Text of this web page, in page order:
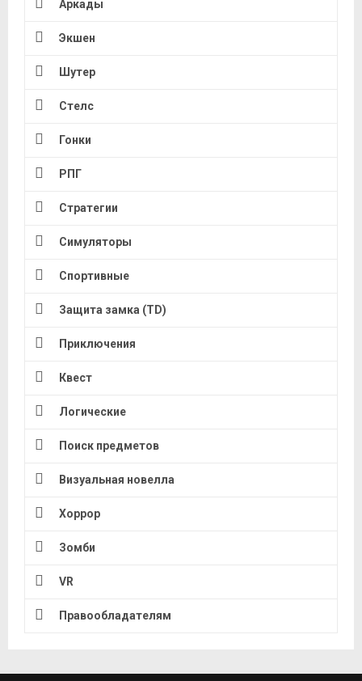
Аркады
Экшен
Шутер
Стелс
Гонки
РПГ
Стратегии
Симуляторы
Спортивные
Защита замка (TD)
Приключения
Квест
Логические
Поиск предметов
Визуальная новелла
Хоррор
Зомби
VR
Правообладателям